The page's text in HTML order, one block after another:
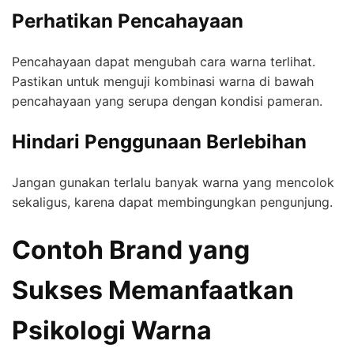
Perhatikan Pencahayaan
Pencahayaan dapat mengubah cara warna terlihat.
Pastikan untuk menguji kombinasi warna di bawah
pencahayaan yang serupa dengan kondisi pameran.
Hindari Penggunaan Berlebihan
Jangan gunakan terlalu banyak warna yang mencolok
sekaligus, karena dapat membingungkan pengunjung.
Contoh Brand yang
Sukses Memanfaatkan
Psikologi Warna